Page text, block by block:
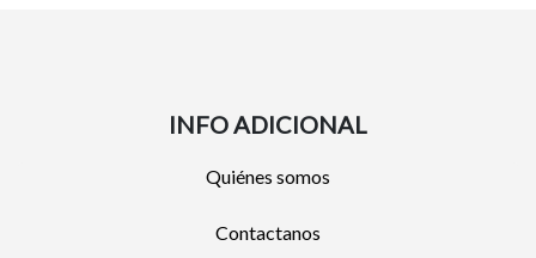
INFO ADICIONAL
Quiénes somos
Contactanos